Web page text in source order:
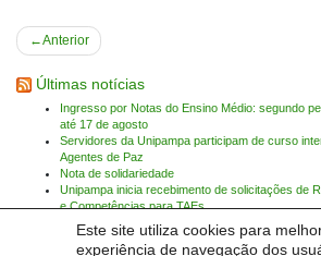
Este site utiliza cookies para
experiência de navegação dos
Navegação
de
Post
Anterior
Últimas notícias
Ingresso por Notas do Ensino Médio: segundo
até 17 de agosto
Servidores da Unipampa participam de curso
Agentes de Paz
Nota de solidariedade
Unipampa inicia recebimento de solicitações de
e Competências para TAEs
Unipampa empossa novos professores para os
Nota de pesar: José Luís Fagundes Teixeira